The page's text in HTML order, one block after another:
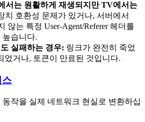
서는 원활하게 재생되지만 TV에서는
치 호환성 문제가 있거나, 서버에서
않는 특정 User-Agent/Referer 헤더를
높습니다.
실패하는 경우: 링크가 완전히 죽었
었거나, 토큰이 만료된 것입니다.
스
작을 실제 네트워크 현실로 변환하십